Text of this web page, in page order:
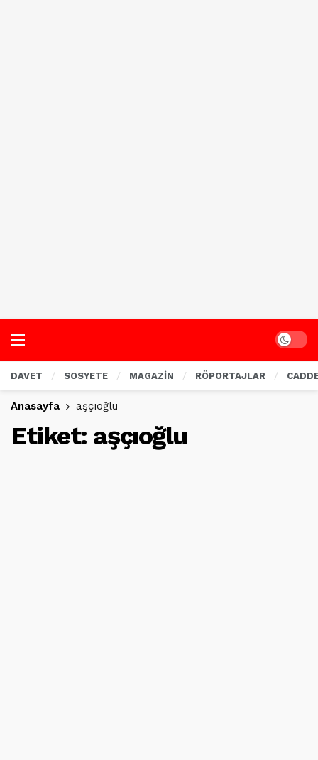
Dark
DAVET SOSYETE MAGAZİN RÖPORTAJLAR
Anasayfa aşçıoğlu
Etiket: aşçıoğlu